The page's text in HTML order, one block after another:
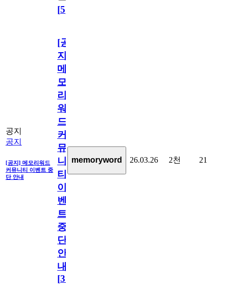
[5]
공지
공지
[공지] 메모리워드
커뮤니티 이벤트 중
단 안내
[공
지]
메
모
리
워
드
커
뮤
니
티
이
벤
트
중
단
안
내
[31
memoryword 26.03.26 2천 21